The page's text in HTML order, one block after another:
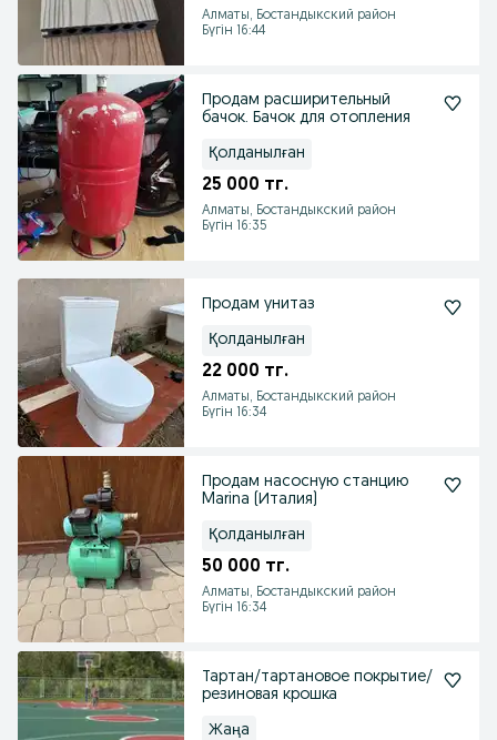
Алматы, Бостандыкский район
Бүгін 16:44
Продам расширительный
бачок. Бачок для отопления
Қолданылған
25 000 тг.
Алматы, Бостандыкский район
Бүгін 16:35
Продам унитаз
Қолданылған
22 000 тг.
Алматы, Бостандыкский район
Бүгін 16:34
Продам насосную станцию
Marina (Италия)
Қолданылған
50 000 тг.
Алматы, Бостандыкский район
Бүгін 16:34
Тартан/тартановое покрытие/
резиновая крошка
Жаңа